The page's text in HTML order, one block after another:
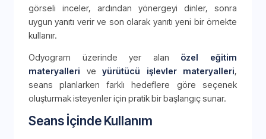
görseli inceler, ardından yönergeyi dinler, sonra
uygun yanıtı verir ve son olarak yanıtı yeni bir örnekte
kullanır.
Odyogram üzerinde yer alan özel eğitim
materyalleri ve yürütücü işlevler materyalleri,
seans planlarken farklı hedeflere göre seçenek
oluşturmak isteyenler için pratik bir başlangıç sunar.
Seans İçinde Kullanım